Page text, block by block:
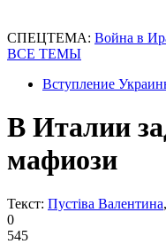
СПЕЦТЕМА: Война в
ВСЕ ТЕМЫ
Вступление
В Италии
мафиози
Текст: Пустіва Валентина
0
545